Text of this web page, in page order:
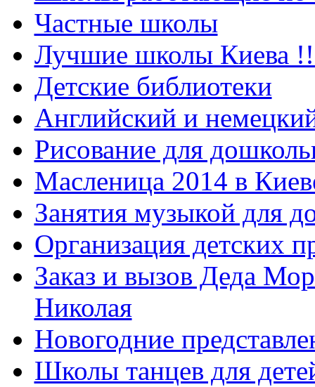
Частные школы
Лучшие школы Киева
Детские библиотеки
Английский и
Рисование для
Масленица 2014 в
Занятия музыкой для
Организация детских
Заказ и вызов Деда
Николая
Новогодние
Школы танцев для